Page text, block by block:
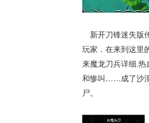
新开刀锋迷失版
玩家．在来到这里
来魔龙刀兵详细.
和惨叫……成了沙
尸。